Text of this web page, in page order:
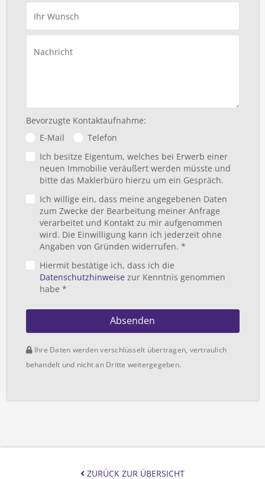
Ihr Wunsch
Nachricht
Bevorzugte Kontaktaufnahme:
E-Mail
Telefon
Ich besitze Eigentum, welches bei Erwerb einer
neuen Immobilie veräußert werden müsste und
bitte das Maklerbüro hierzu um ein Gespräch.
Ich willige ein, dass meine angegebenen Daten
zum Zwecke der Bearbeitung meiner Anfrage
verarbeitet und Kontakt zu mir aufgenommen
wird. Die Einwilligung kann ich jederzeit ohne
Angaben von Gründen widerrufen. *
Hiermit bestätige ich, dass ich die
Datenschutzhinweisezur Kenntnis genommen
habe *
Absenden
Ihre Daten werden verschlüsselt übertragen, vertraulich
behandelt und nicht an Dritte weitergegeben.
ZURÜCK ZUR ÜBERSICHT